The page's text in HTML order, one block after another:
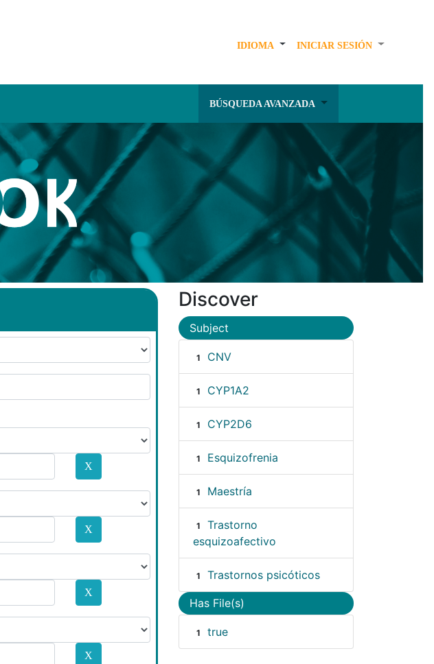
IDIOMA INICIAR SESIÓN
BÚSQUEDA AVANZADA
Discover
Subject
1 CNV
1 CYP1A2
1 CYP2D6
1 Esquizofrenia
1 Maestría
1
Trastorno
esquizoafectivo
1 Trastornos psicóticos
Has File(s)
1 true